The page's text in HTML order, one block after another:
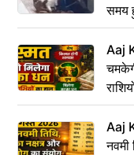
समय
Aaj
Aaj
नवमी